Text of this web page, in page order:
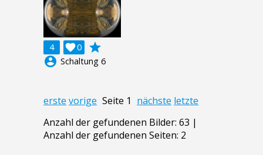
4 0

grade
account_circle Schaltung 6
erste vorige Seite 1 nächste letzte
Anzahl der gefundenen Bilder: 63 |
Anzahl der gefundenen Seiten: 2